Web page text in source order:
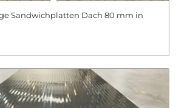
Sandwichplatten Dach 80 mm in